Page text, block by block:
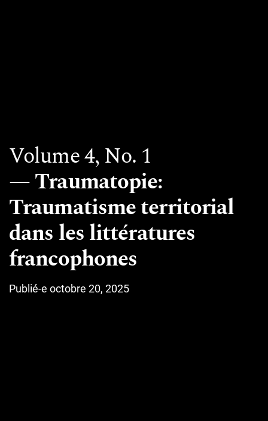
Volume 4,No. 1
Traumatopie:
Traumatisme territorial
dans les littératures
francophones
Publié-e octobre 20, 2025